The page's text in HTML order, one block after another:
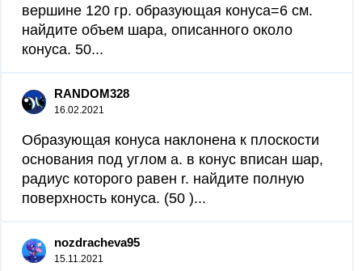
вершине 120 гр. образующая конуса=6 см.
найдите объем шара, описанного около
конуса. 50...
RANDOM328
16.02.2021
Образующая конуса наклонена к плоскости
основания под углом a. в конус вписан шар,
радиус которого равен r. найдите полную
поверхность конуса. (50 )...
nozdracheva95
15.11.2021